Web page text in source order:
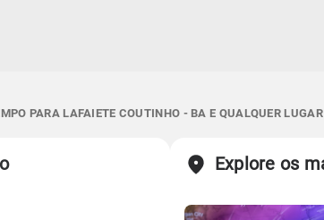
PARA LAFAIETE COUTINHO - BA E QUALQUER
Explore os